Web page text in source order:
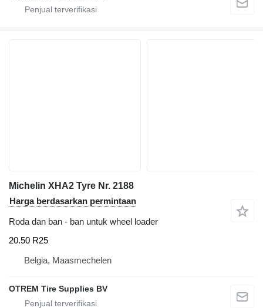
Michelin XHA2 Tyre Nr. 2188
Harga berdasarkan permintaan
Roda dan ban - ban untuk wheel loader
20.50 R25
Belgia, Maasmechelen
OTREM Tire Supplies BV